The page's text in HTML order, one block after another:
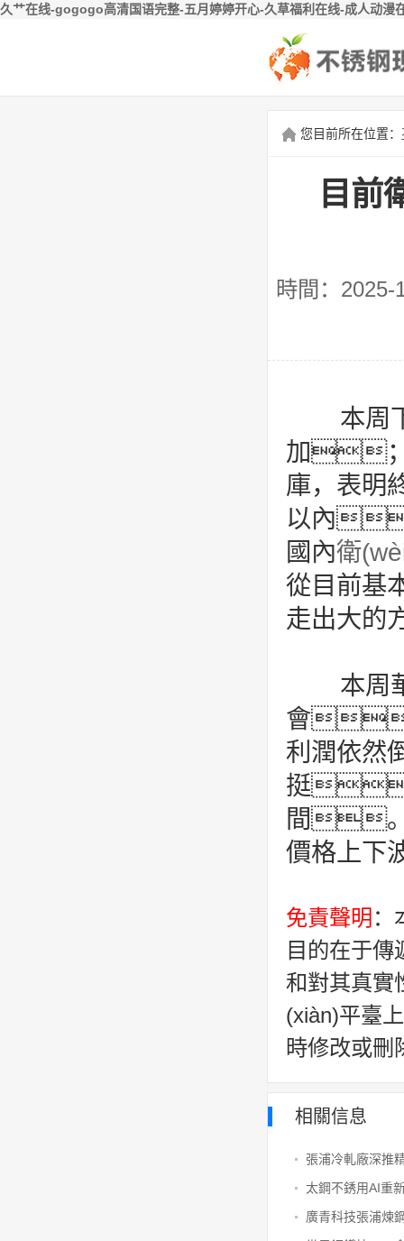
久艹在线-gogogo高清国语完整-五月婷婷开心-久草福利在线-成人动
您目前所在位置：
目前
時間：
本周
加；
庫，表明
以內
國內衛
從目前基
走出大的
本周
會
利潤依然
挺
間
價格上下
免責聲明 ：
目的在于
和對其真實
(xiàn)平臺
時修改或
相關信息